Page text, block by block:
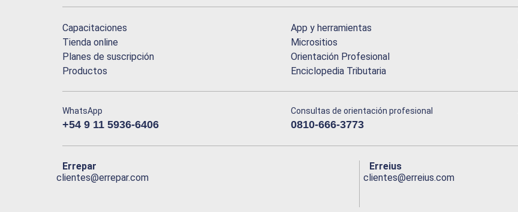
Capacitaciones
Tienda online
Planes de suscripción
Productos
App y herramientas
Micrositios
Orientación Profesional
Enciclopedia Tributaria
WhatsApp
+54 9 11 5936-6406
Consultas de orientación profesional
0810-666-3773
Errepar
clientes@errepar.com
Erreius
clientes@erreius.com